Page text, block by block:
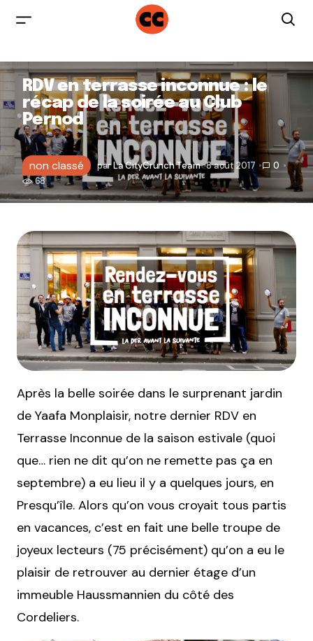
RDV en terrasse inconnue : le
récap de la soirée au Club
Pernod
non classé parLa CityCrunch Team 8 août 2017
0
68
Après la belle soirée dans le surprenant jardin
de Yaafa Monplaisir, notre dernier RDV en
Terrasse Inconnue de la saison estivale (quoi
que… rien ne dit qu’on ne remette pas ça en
septembre) a eu lieu il y a quelques jours, en
Presqu’île. Alors qu’on vous croyait tous partis
en vacances, c’est en fait une belle troupe de
joyeux lecteurs (75 précisément) qu’on a eu le
plaisir de retrouver au dernier étage d’un
immeuble Haussmannien du côté des
Cordeliers.